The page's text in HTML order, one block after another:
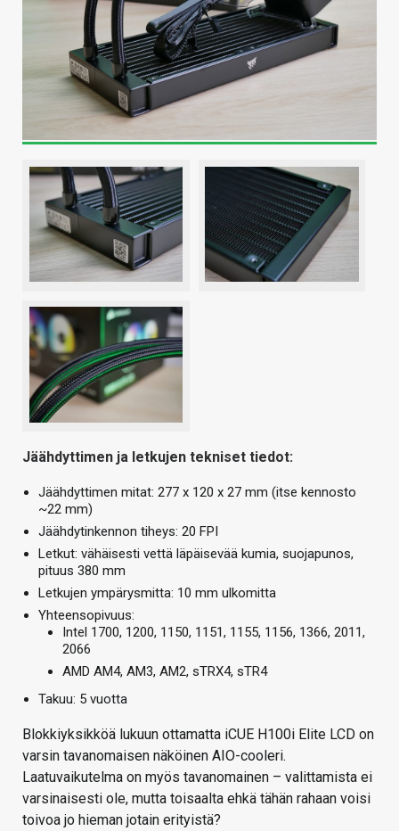
Jäähdyttimen ja letkujen tekniset tiedot:
Jäähdyttimen mitat: 277 x 120 x 27 mm (itse kennosto
~22 mm)
Jäähdytinkennon tiheys: 20 FPI
Letkut: vähäisesti vettä läpäisevää kumia, suojapunos,
pituus 380 mm
Letkujen ympärysmitta: 10 mm ulkomitta
Yhteensopivuus:
Intel 1700, 1200, 1150, 1151, 1155, 1156, 1366, 2011,
2066
AMD AM4, AM3, AM2, sTRX4, sTR4
Takuu: 5 vuotta
Blokkiyksikköä lukuun ottamatta iCUE H100i Elite LCD on
varsin tavanomaisen näköinen AIO-cooleri.
Laatuvaikutelma on myös tavanomainen – valittamista ei
varsinaisesti ole, mutta toisaalta ehkä tähän rahaan voisi
toivoa jo hieman jotain erityistä?